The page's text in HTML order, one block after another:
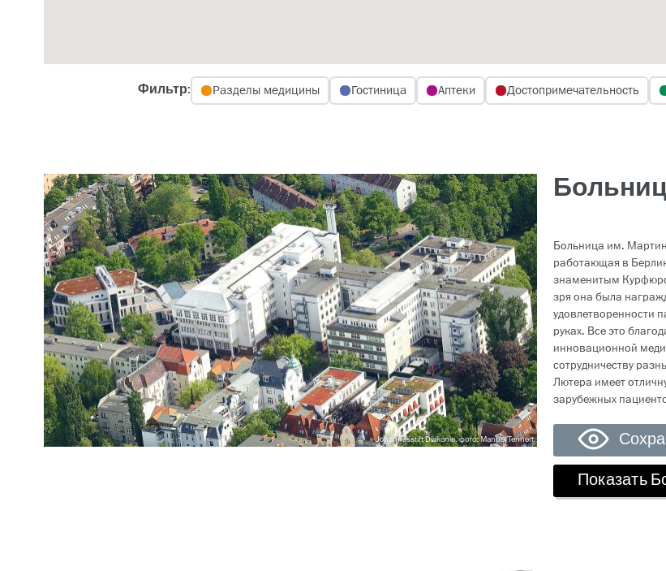
Фильтр: Разделы медицины Гостиница Аптеки Достопримечательность
Johannesstift Diakonie, фото: Manuel Tennert
Больница им.
работающая в
знаменитым
зря она была
удовлетворенности
руках. Все это
инновационной
сотрудничеству
Лютера имеет
зарубежных
Показать